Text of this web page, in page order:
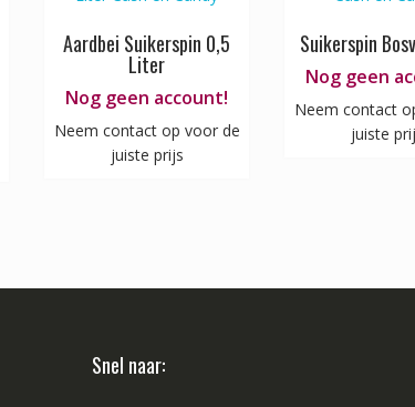
Aardbei Suikerspin 0,5
Liter
Nog geen account!
Neem contact op voor de
juiste prijs
Suikerspin
Nog geen
Neem contact
juiste
Snel naar: